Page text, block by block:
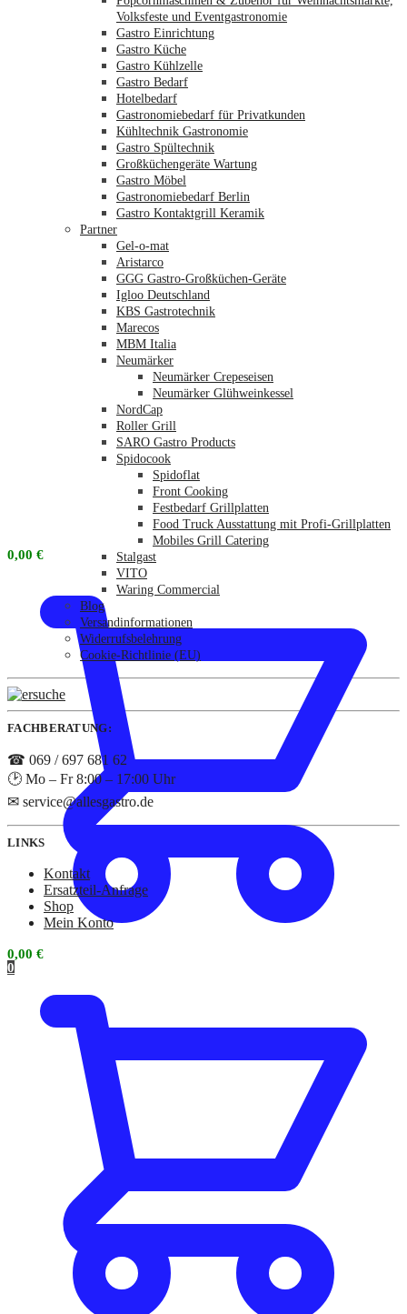
0,00 €
0
Volksfeste und Eventgastronomie
Gastro Einrichtung
Gastro Küche
Gastro Kühlzelle
Gastro Bedarf
Hotelbedarf
Gastronomiebedarf für Privatkunden
Kühltechnik Gastronomie
Gastro Spültechnik
Großküchengeräte Wartung
Gastro Möbel
Gastronomiebedarf Berlin
Gastro Kontaktgrill Keramik
Partner
Gel-o-mat
Aristarco
GGG Gastro-Großküchen-Geräte
Igloo Deutschland
KBS Gastrotechnik
Marecos
MBM Italia
Neumärker
Neumärker Crepeseisen
Neumärker Glühweinkessel
NordCap
Roller Grill
SARO Gastro Products
Spidocook
Spidoflat
Front Cooking
Festbedarf Grillplatten
Food Truck Ausstattung mit Profi-Grillplatten
Mobiles Grill Catering
Stalgast
VITO
Waring Commercial
Blog
Versandinformationen
Widerrufsbelehrung
Cookie-Richtlinie (EU)
FACHBERATUNG:
☎ 069 / 697 681 62
🕑 Mo – Fr 8:00 – 17:00 Uhr
✉ service@allesgastro.de
LINKS
Kontakt
Ersatzteil-Anfrage
Shop
Mein Konto
0,00 €